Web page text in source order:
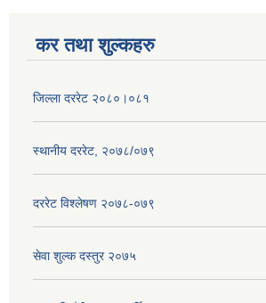
कर तथा शुल्कहरु
जिल्ला दररेट २०८०।०८१
स्थानीय दररेट, २०७८/०७९
दररेट विश्लेषण २०७८-०७९
सेवा शुल्क दस्तुर २०७५